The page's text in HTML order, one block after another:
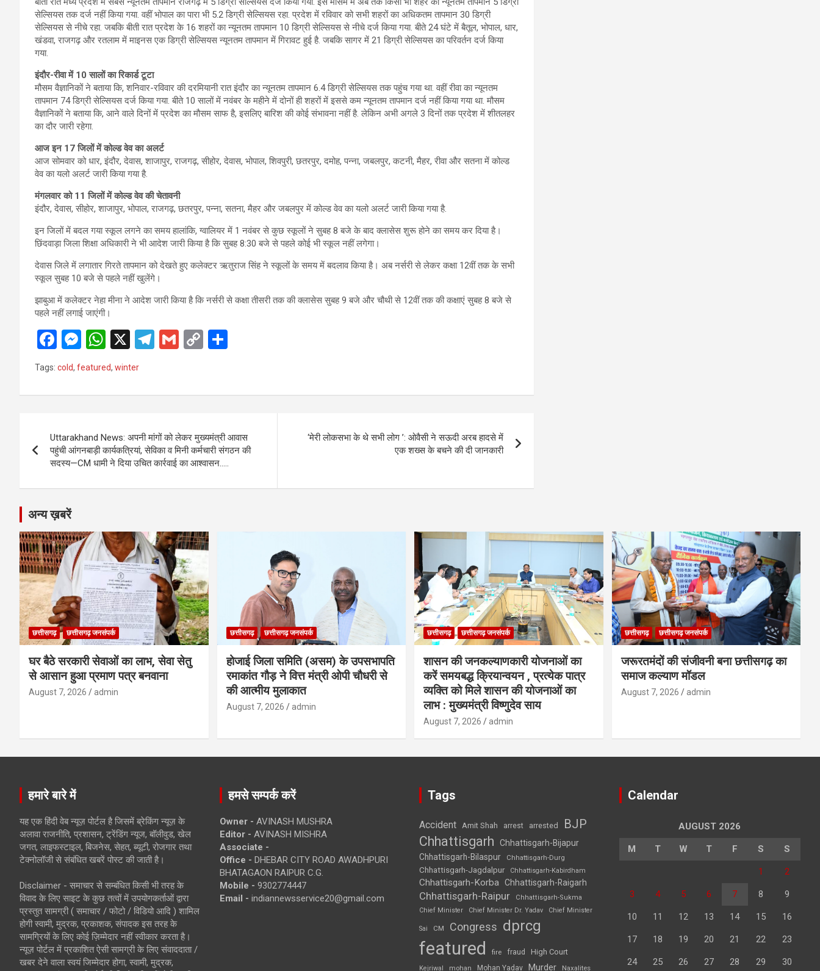
सेल्सियस तक दर्ज नहीं किया गया. वहीं भोपाल का पारा भी 5.2 डिग्री सेल्सियस रहा. प्रदेश में रविवार को सभी शहरों का अधिकतम तापमान 30 डिग्री
सेल्सियस से नीचे रहा. जबकि बीती रात प्रदेश के 16 शहरों का न्यूनतम तापमान 10 डिग्री सेल्सियस से नीचे दर्ज किया गया. बीते 24 घंटे में बैतूल, भोपाल, धार,
खंडवा, राजगढ़ और रतलाम में माइनस एक डिग्री सेल्सियस न्यूनतम तापमान में गिरावट हुई है. जबकि सागर में 21 डिग्री सेल्सियस का परिवर्तन दर्ज किया
गया.
इंदौर-रीवा में 10 सालों का रिकार्ड टूटा
मौसम वैज्ञानिकों ने बताया कि, शनिवार-रविवार की दरमियानी रात इंदौर का न्यूनतम तापमान 6.4 डिग्री सेल्सियस तक पहुंच गया था. वहीं रीवा का न्यूनतम
तापमान 74 डिग्री सेल्सियस दर्ज किया गया. बीते 10 सालों में नवंबर के महीने में दोनों ही शहरों में इससे कम न्यूनतम तापमान दर्ज नहीं किया गया था. मौसम
वैज्ञानिकों ने बताया कि, आने वाले दिनों में प्रदेश का मौसम साफ है, इसलिए बारिश की कोई संभावना नहीं है. लेकिन अभी अगले 3 दिनों तक प्रदेश में शीतलहर
का दौर जारी रहेगा.
आज इन 17 जिलों में कोल्ड वेव का अलर्ट
आज सोमवार को धार, इंदौर, देवास, शाजापुर, राजगढ़, सीहोर, देवास, भोपाल, शिवपुरी, छतरपुर, दमोह, पन्ना, जबलपुर, कटनी, मैहर, रीवा और सतना में कोल्ड
वेव का यलो अलर्ट जारी किया गया है.
मंगलवार को 11 जिलों में कोल्ड वेव की चेतावनी
इंदौर, देवास, सीहोर, शाजापुर, भोपाल, राजगढ़, छतरपुर, पन्ना, सतना, मैहर और जबलपुर में कोल्ड वेव का यलो अलर्ट जारी किया गया है.
इन जिलों में बदल गया स्कूल लगने का समय हालांकि, ग्वालियर में 1 नवंबर से कुछ स्कूलों ने सुबह 8 बजे के बाद क्लासेस शुरू होने का समय कर दिया है।
छिंदवाड़ा जिला शिक्षा अधिकारी ने भी आदेश जारी किया है कि सुबह 8:30 बजे से पहले कोई भी स्कूल नहीं लगेगा।
देवास जिले में लगातार गिरते तापमान को देखते हुए कलेक्टर ऋतुराज सिंह ने स्कूलों के समय में बदलाव किया है। अब नर्सरी से लेकर कक्षा 12वीं तक के सभी
स्कूल सुबह 10 बजे से पहले नहीं खुलेंगे।
झाबुआ में कलेक्टर नेहा मीना ने आदेश जारी किया है कि नर्सरी से कक्षा तीसरी तक की क्लासेस सुबह 9 बजे और चौथी से 12वीं तक की कक्षाएं सुबह 8 बजे से
पहले नहीं लगाई जाएंगी।
F
a
ce
b
o
k
M
es
n
er
W
h
at
s
p
p
X
T
gr
m
G
C
Li
k
e
Tags: cold, featured, winter
navigation
Uttarakhand News: अपनी मांगों को लेकर मुख्यमंत्री आवास
पहुंची आंगनबाड़ी कार्यकत्रियां, सेविका व मिनी कर्मचारी संगठन की
सदस्य—CM धामी ने दिया उचित कार्रवाई का आश्वासन…..
‘मेरी लोकसभा के थे सभी लोग ’: ओवैसी ने सऊदी अरब हादसे में
एक शख्स के बचने की दी जानकारी
अन्य ख़बरें
छत्तीसगढ़ छत्तीसगढ़ जनसंपर्क
घर बैठे सरकारी सेवाओं का लाभ, सेवा सेतु
से आसान हुआ प्रमाण पत्र बनवाना
August 7, 2026 admin
छत्तीसगढ़ छत्तीसगढ़ जनसंपर्क
होजाई जिला समिति (असम) के उपसभापति
रमाकांत गौड़ ने वित्त मंत्री ओपी चौधरी से
की आत्मीय मुलाकात
August 7, 2026 admin
छत्तीसगढ़ छत्तीसगढ़ जनसंपर्क
शासन की जनकल्याणकारी योजनाओं का
करें समयबद्ध क्रियान्वयन , प्रत्येक पात्र
व्यक्ति को मिले शासन की योजनाओं का
लाभ : मुख्यमंत्री विष्णुदेव साय
August 7, 2026 admin
छत्तीसगढ़ छत्तीसगढ़ जनसंपर्क
जरूरतमंदों की संजीवनी बना छत्तीसगढ़ का
समाज कल्याण मॉडल
August 7, 2026 admin
हमारे बारे में
यह एक हिंदी वेब न्यूज़ पोर्टल है जिसमें ब्रेकिंग न्यूज़ के
अलावा राजनीति, प्रशासन, ट्रेंडिंग न्यूज, बॉलीवुड, खेल
जगत, लाइफस्टाइल, बिजनेस, सेहत, ब्यूटी, रोजगार तथा
टेक्नोलॉजी से संबंधित खबरें पोस्ट की जाती है।
Disclaimer - समाचार से सम्बंधित किसी भी तरह के
विवाद के लिए साइट के कुछ तत्वों में उपयोगकर्ताओं द्वारा
प्रस्तुत सामग्री ( समाचार / फोटो / विडियो आदि ) शामिल
होगी स्वामी, मुद्रक, प्रकाशक, संपादक इस तरह के
सामग्रियों के लिए कोई ज़िम्मेदार नहीं स्वीकार करता है।
न्यूज़ पोर्टल में प्रकाशित ऐसी सामग्री के लिए संवाददाता /
खबर देने वाला स्वयं जिम्मेदार होगा, स्वामी, मुद्रक,
हमसे सम्पर्क करें
Owner - AVINASH MUSHRA
Editor - AVINASH MISHRA
Associate -
Office - DHEBAR CITY ROAD AWADHPURI
BHATAGAON RAIPUR C.G.
Mobile - 9302774447
Email - indiannewsservice20@gmail.com
Tags
Accident Amit Shah arrest arrested BJP
Chhattisgarh
Chhattisgarh-Bijapur
Chhattisgarh-Bilaspur
Chhattisgarh-Durg
Chhattisgarh-Jagdalpur Chhattisgarh-Kabirdham
Chhattisgarh-Korba Chhattisgarh-Raigarh
Chhattisgarh-Raipur
Chhattisgarh-Sukma
Chief Minister
Chief Minister Dr. Yadav Chief Minister
Sai CM Congress dprcg
featured fire fraud High Court
Kejriwal mohan Mohan Yadav Murder Naxalites
Calendar
AUGUST 2026
M T W T F S S
1 2
3 4 5 6 7 8 9
10 11 12 13 14 15 16
17 18 19 20 21 22 23
24 25 26 27 28 29 30